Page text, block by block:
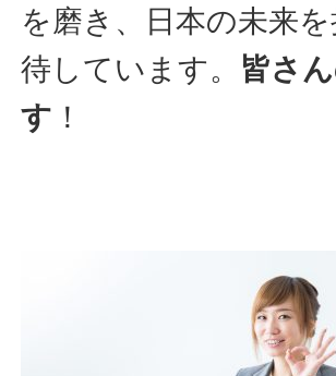
を磨き、日本の未来
待しています。 皆さ
す ！